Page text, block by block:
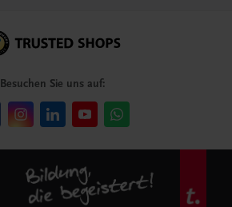
Besuchen Sie uns auf: